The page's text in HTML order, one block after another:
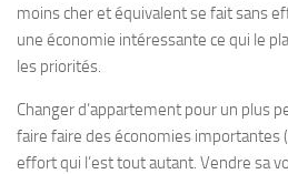
moins cher et équivalent se fait sans
une économie intéressante ce qui le
les priorités.
Changer d’appartement pour un plus
faire faire des économies importantes
effort qui l’est tout autant. Vendre sa